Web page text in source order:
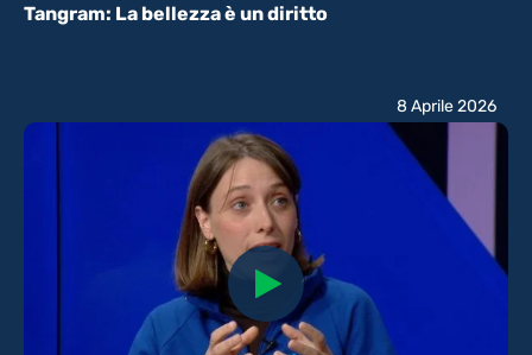
Tangram: La bellezza è un diritto
8 Aprile 2026